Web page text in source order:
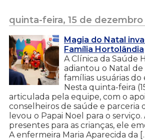
quinta-feira, 15 de dezembro
Magia do Natal
Família Hortolândia
A Clínica da Saúde
adiantou o Natal de
famílias usuárias
Nesta quinta-feira
articulada pela equipe, com o
conselheiros de saúde e parceria
levou o Papai Noel para o
presentes para as crianças, ele
A enfermeira Maria Aparecida da